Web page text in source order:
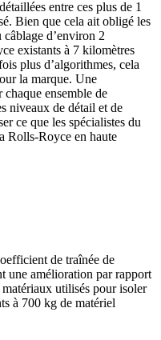
entre ces plus de 1
Bien que cela ait obligé les
d’environ 2
existants à 7 kilomètres
plus d’algorithmes, cela
la marque. Une
chaque ensemble de
niveaux de détail et de
ce que les spécialistes du
Rolls-Royce en haute
de traînée de
une amélioration par rapport
utilisés pour isoler
à 700 kg de matériel